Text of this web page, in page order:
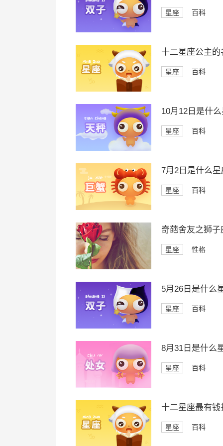
星座 百科
十二星座公主的
星座 百科
10月12日是什
星座 百科
7月2日是什么星
星座 百科
奇葩舍友之狮子
星座 性格
5月26日是什么
星座 百科
8月31日是什么
星座 百科
十二星座最有钱
星座 百科